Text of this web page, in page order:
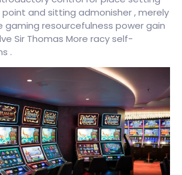
and sitting admonisher , merely
gaming resourcefulness power gain
Sir Thomas More racy self-
.